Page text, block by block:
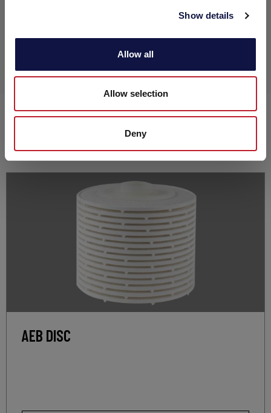
Show details
Allow all
Allow selection
Deny
PRODUTOS RELACIONADOS
AEB DISC